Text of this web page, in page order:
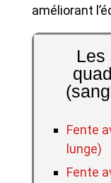
améliorant
Les
Fente
lunge)
Fente